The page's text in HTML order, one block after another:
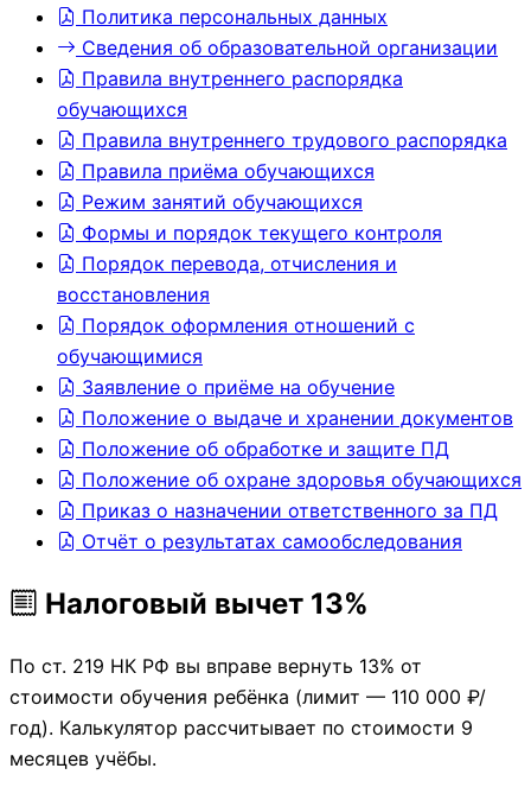
Политика персональных данных
Сведения об образовательной организации
Правила внутреннего распорядка
обучающихся
Правила внутреннего трудового распорядка
Правила приёма обучающихся
Режим занятий обучающихся
Формы и порядок текущего контроля
Порядок перевода, отчисления и
восстановления
Порядок оформления отношений с
обучающимися
Заявление о приёме на обучение
Положение о выдаче и хранении документов
Положение об обработке и защите ПД
Положение об охране здоровья обучающихся
Приказ о назначении ответственного за ПД
Отчёт о результатах самообследования
Налоговый вычет 13%
По ст. 219 НК РФ вы вправе вернуть 13% от
стоимости обучения ребёнка (лимит — 110 000 ₽/
год). Калькулятор рассчитывает по стоимости 9
месяцев учёбы.